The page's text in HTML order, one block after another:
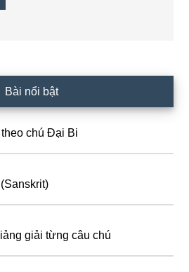
Bài nổi bật
chú Đại Bi
giải từng câu chú